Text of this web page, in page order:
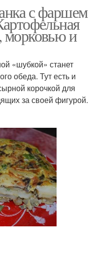
с фаршем
морковью и
«шубкой» станет
обеда. Тут есть и
корочкой для
за своей фигурой.